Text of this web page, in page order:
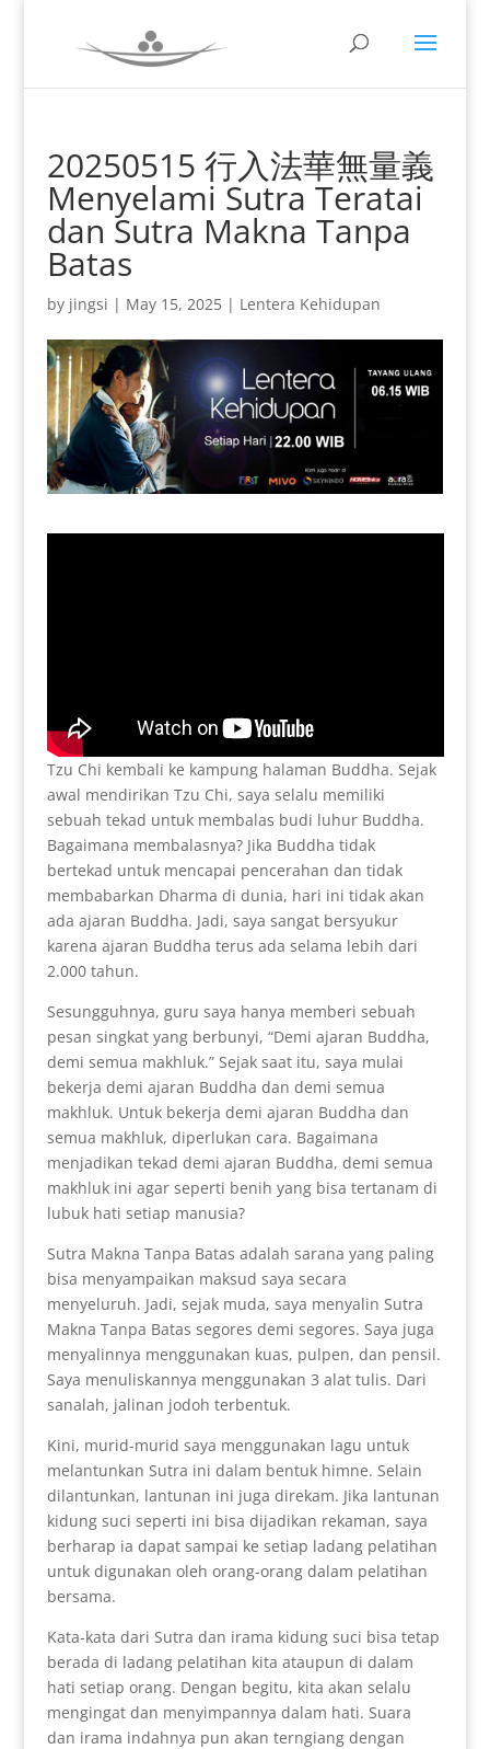
20250515 行入法華無量義
Menyelami Sutra Teratai
dan Sutra Makna Tanpa
Batas
by jingsi | May 15, 2025| Lentera Kehidupan
Tzu Chi kembali ke kampung halaman Buddha. Sejak
awal mendirikan Tzu Chi, saya selalu memiliki
sebuah tekad untuk membalas budi luhur Buddha.
Bagaimana membalasnya? Jika Buddha tidak
bertekad untuk mencapai pencerahan dan tidak
membabarkan Dharma di dunia, hari ini tidak akan
ada ajaran Buddha. Jadi, saya sangat bersyukur
karena ajaran Buddha terus ada selama lebih dari
2.000 tahun.
Sesungguhnya, guru saya hanya memberi sebuah
pesan singkat yang berbunyi, “Demi ajaran Buddha,
demi semua makhluk.” Sejak saat itu, saya mulai
bekerja demi ajaran Buddha dan demi semua
makhluk. Untuk bekerja demi ajaran Buddha dan
semua makhluk, diperlukan cara. Bagaimana
menjadikan tekad demi ajaran Buddha, demi semua
makhluk ini agar seperti benih yang bisa tertanam di
lubuk hati setiap manusia?
Sutra Makna Tanpa Batas adalah sarana yang paling
bisa menyampaikan maksud saya secara
menyeluruh. Jadi, sejak muda, saya menyalin Sutra
Makna Tanpa Batas segores demi segores. Saya juga
menyalinnya menggunakan kuas, pulpen, dan pensil.
Saya menuliskannya menggunakan 3 alat tulis. Dari
sanalah, jalinan jodoh terbentuk.
Kini, murid-murid saya menggunakan lagu untuk
melantunkan Sutra ini dalam bentuk himne. Selain
dilantunkan, lantunan ini juga direkam. Jika lantunan
kidung suci seperti ini bisa dijadikan rekaman, saya
berharap ia dapat sampai ke setiap ladang pelatihan
untuk digunakan oleh orang-orang dalam pelatihan
bersama.
Kata-kata dari Sutra dan irama kidung suci bisa tetap
berada di ladang pelatihan kita ataupun di dalam
hati setiap orang. Dengan begitu, kita akan selalu
mengingat dan menyimpannya dalam hati. Suara
dan irama indahnya pun akan terngiang dengan